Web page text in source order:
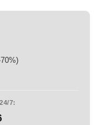
7: